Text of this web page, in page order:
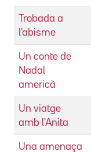
Trobada a
l'abisme
Un conte de
Nadal
americà
Un viatge
amb l'Anita
Una amenaça